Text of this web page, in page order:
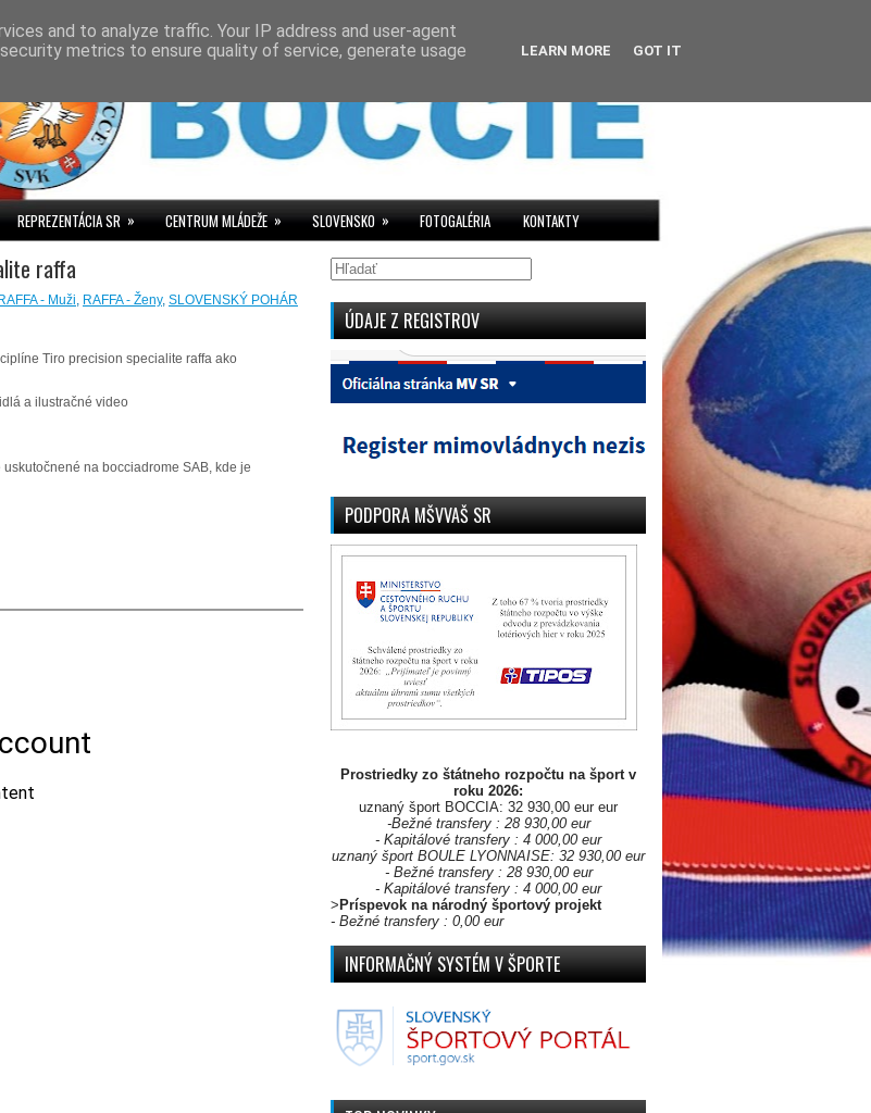
REPREZENTÁCIA SR » CENTRUM MLÁDEŽE » SLOVENSKO » FOTOGALÉRIA KONTAKTY
raffa
RAFFA - Muži, RAFFA - Ženy, SLOVENSKÝ POHÁR
Tiro precision specialite raffa ako
a ilustračné video
na bocciadrome SAB, kde je
ÚDAJE Z REGISTROV
PODPORA MŠVVAŠ SR
Prostriedky zo štátneho rozpočtu na šport v
roku 2026:
uznaný šport BOCCIA: 32 930,00 eur eur
-Bežné transfery : 28 930,00 eur
- Kapitálové transfery : 4 000,00 eur
uznaný šport BOULE LYONNAISE: 32 930,00 eur
- Bežné transfery : 28 930,00 eur
- Kapitálové transfery : 4 000,00 eur
> Príspevok na národný športový projekt
- Bežné transfery : 0,00 eur
INFORMAČNÝ SYSTÉM V ŠPORTE
and to analyze traffic. Your IP address and user-agent
metrics to ensure quality of service, generate usage
LEARN MORE GOT IT